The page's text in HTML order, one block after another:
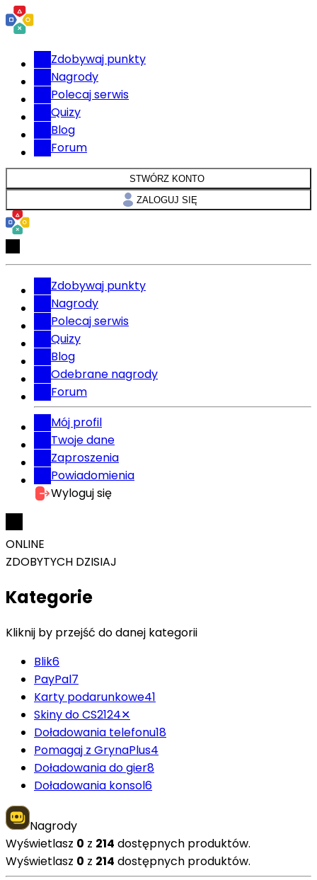
Zdobywaj punkty
Nagrody
Polecaj serwis
Quizy
Blog
Forum
STWÓRZ KONTO
ZALOGUJ SIĘ
Zdobywaj punkty
Nagrody
Polecaj serwis
Quizy
Blog
Odebrane nagrody
Forum
Mój profil
Twoje dane
Zaproszenia
Powiadomienia
Wyloguj się
ONLINE
ZDOBYTYCH DZISIAJ
Kategorie
Kliknij by przejść do danej kategorii
Blik6
PayPal7
Karty podarunkowe41
Skiny do CS2124✕
Doładowania telefonu18
Pomagaj z GrynaPlus4
Doładowania do gier8
Doładowania konsol6
Nagrody
Wyświetlasz 0 z 214 dostępnych produktów.
Wyświetlasz 0 z 214 dostępnych produktów.